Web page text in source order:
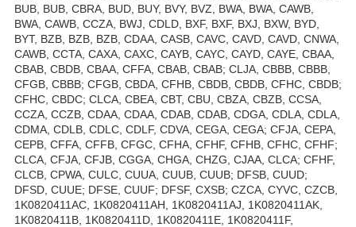
BUB, BUB, CBRA, BUD, BUY, BVY, BVZ, BWA, BWA, CAWB,
BWA, CAWB, CCZA, BWJ, CDLD, BXF, BXF, BXJ, BXW, BYD,
BYT, BZB, BZB, BZB, CDAA, CASB, CAVC, CAVD, CAVD, CNWA,
CAWB, CCTA, CAXA, CAXC, CAYB, CAYC, CAYD, CAYE, CBAA,
CBAB, CBDB, CBAA, CFFA, CBAB, CBAB; CLJA, CBBB, CBBB,
CFGB, CBBB; CFGB, CBDA, CFHB, CBDB, CBDB, CFHC, CBDB;
CFHC, CBDC; CLCA, CBEA, CBT, CBU, CBZA, CBZB, CCSA,
CCZA, CCZB, CDAA, CDAA, CDAB, CDAB, CDGA, CDLA, CDLA,
CDMA, CDLB, CDLC, CDLF, CDVA, CEGA, CEGA; CFJA, CEPA,
CEPB, CFFA, CFFB, CFGC, CFHA, CFHF, CFHB, CFHC, CFHF;
CLCA, CFJA, CFJB, CGGA, CHGA, CHZG, CJAA, CLCA; CFHF,
CLCB, CPWA, CULC, CUUA, CUUB, CUUB; DFSB, CUUD;
DFSD, CUUE; DFSE, CUUF; DFSF, CXSB; CZCA, CYVC, CZCB,
1K0820411AC, 1K0820411AH, 1K0820411AJ, 1K0820411AK,
1K0820411B, 1K0820411D, 1K0820411E, 1K0820411F,